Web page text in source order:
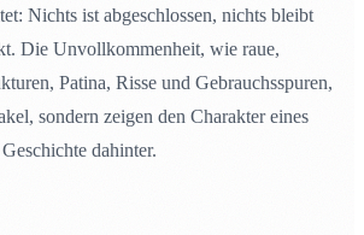
Nichts ist abgeschlossen, nichts bleibt
Die Unvollkommenheit, wie raue,
Patina, Risse und Gebrauchsspuren,
sondern zeigen den Charakter eines
dahinter.